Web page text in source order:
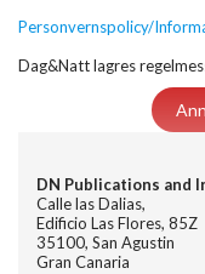
Personvernspolicy/
Dag&Natt lagres
DN Publications and
Calle las Dalias,
Edificio Las Flores, 85Z
35100, San Agustin
Gran Canaria